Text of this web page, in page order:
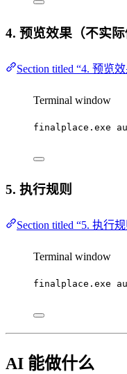
4. 预览效果（不实际
Section titled “4. 预览
Terminal window
finalplace.exe
5. 执行规则
Section titled “5. 执行
Terminal window
finalplace.exe
AI 能做什么